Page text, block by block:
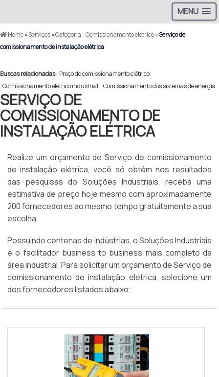
MENU
Home»Serviços»Categoria - Comissionamento elétrico»Serviço de
comissionamento de instalação elétrica
Buscas relacionadas: Preço do comissionamento elétrico
Comissionamento elétrico industrial
Comissionamento dos sistemas de energia
SERVIÇO DE
COMISSIONAMENTO DE
INSTALAÇÃO ELÉTRICA
Realize um orçamento de Serviço de comissionamento
de instalação elétrica, você só obtém nos resultados
das pesquisas do Soluções Industriais, receba uma
estimativa de preço hoje mesmo com aproximadamente
200 fornecedores ao mesmo tempo gratuitamente a sua
escolha
Possuindo centenas de indústrias, o Soluções Industriais
é o facilitador business to business mais completo da
área industrial. Para solicitar um orçamento de Serviço de
comissionamento de instalação elétrica, selecione um
dos fornecedores listados abaixo: